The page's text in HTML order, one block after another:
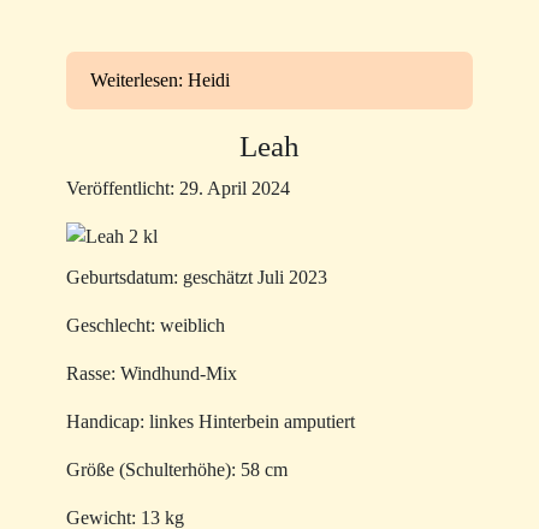
Weiterlesen: Heidi
Leah
Veröffentlicht: 29. April 2024
Geburtsdatum: geschätzt Juli 2023
Geschlecht: weiblich
Rasse: Windhund-Mix
Handicap: linkes Hinterbein amputiert
Größe (Schulterhöhe): 58 cm
Gewicht: 13 kg